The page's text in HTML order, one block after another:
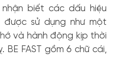
biết các dấu hiệu
được sử dụng như một
và hành động kịp thời
FAST gồm 6 chữ cái,